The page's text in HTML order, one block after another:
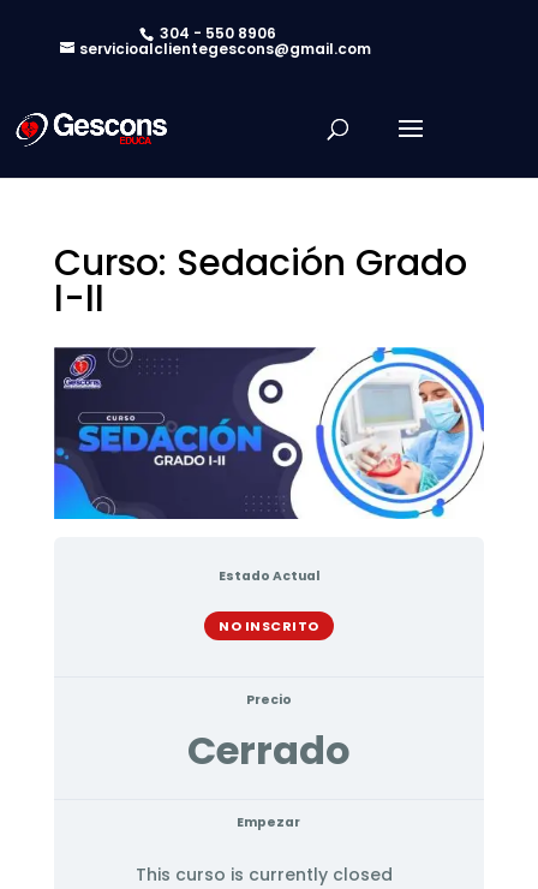
304 - 550 8906
servicioalclientegescons@gmail.com
Curso: Sedación Grado
l-ll
Estado Actual
NO INSCRITO
Precio
Cerrado
Empezar
This curso is currently closed